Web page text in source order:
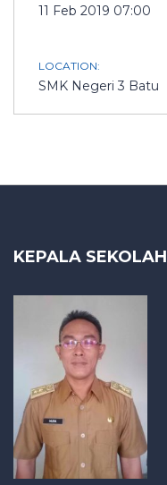
11 Feb 2019 07:00
LOCATION:
SMK Negeri 3 Batu
KEPALA SEKOLAH